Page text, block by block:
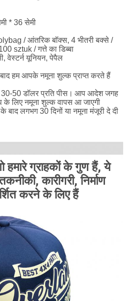
* 36 सेमी
/ आंतरिक बॉक्स, 4 भीतरी बक्से /
sztuk / गत्ते का डिब्बा
वेस्टर्न यूनियन, पेपैल
हम आपके नमूना शुल्क प्राप्त करते हैं
50 डॉलर प्रति पीस। आप आदेश जगह
के लिए नमूना शुल्क वापस आ जाएगी
बाद लगभग 30 दिनों या नमूना मंजूरी दे दी
हमारे ग्राहकों के गुण हैं, ये
कारीगरी, निर्माण
करने के लिए हैं